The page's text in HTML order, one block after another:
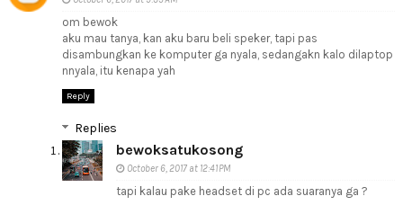
om bewok
aku mau tanya, kan aku baru beli speker, tapi pas
disambungkan ke komputer ga nyala, sedangakn kalo dilaptop
nnyala, itu kenapa yah
Reply
Replies
bewoksatukosong
October 6, 2017 at 12:41 PM
tapi kalau pake headset di pc ada suaranya ga ?